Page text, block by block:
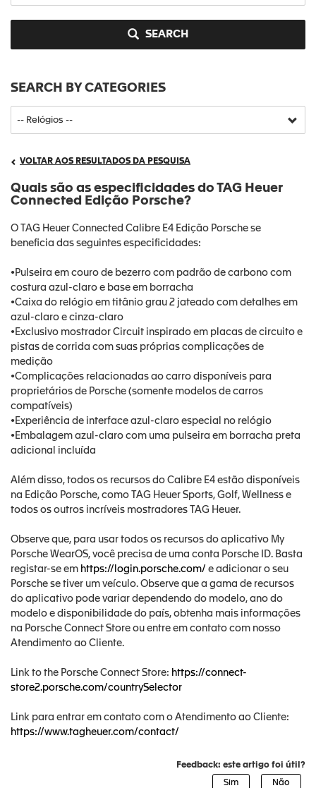
SEARCH
SEARCH BY CATEGORIES
VOLTAR AOS RESULTADOS DA PESQUISA
Quais são as especificidades do TAG Heuer
Connected Edição Porsche?
O TAG Heuer Connected Calibre E4 Edição Porsche se
beneficia das seguintes especificidades:
•Pulseira em couro de bezerro com padrão de carbono com
costura azul-claro e base em borracha
•Caixa do relógio em titânio grau 2 jateado com detalhes em
azul-claro e cinza-claro
•Exclusivo mostrador Circuit inspirado em placas de circuito e
pistas de corrida com suas próprias complicações de
medição
•Complicações relacionadas ao carro disponíveis para
proprietários de Porsche (somente modelos de carros
compatíveis)
•Experiência de interface azul-claro especial no relógio
•Embalagem azul-claro com uma pulseira em borracha preta
adicional incluída
Além disso, todos os recursos do Calibre E4 estão disponíveis
na Edição Porsche, como TAG Heuer Sports, Golf, Wellness e
todos os outros incríveis mostradores TAG Heuer.
Observe que, para usar todos os recursos do aplicativo My
Porsche WearOS, você precisa de uma conta Porsche ID. Basta
registar-se em https://login.porsche.com/ e adicionar o seu
Porsche se tiver um veículo. Observe que a gama de recursos
do aplicativo pode variar dependendo do modelo, ano do
modelo e disponibilidade do país, obtenha mais informações
na Porsche Connect Store ou entre em contato com nosso
Atendimento ao Cliente.
Link to the Porsche Connect Store: https://connect-
store2.porsche.com/countrySelector
Link para entrar em contato com o Atendimento ao Cliente:
https://www.tagheuer.com/contact/
Feedback: este artigo foi útil?